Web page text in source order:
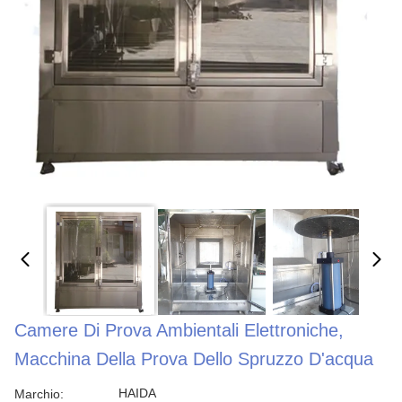
Camere Di Prova Ambientali Elettroniche,
Macchina Della Prova Dello Spruzzo D'acqua
Marchio: HAIDA